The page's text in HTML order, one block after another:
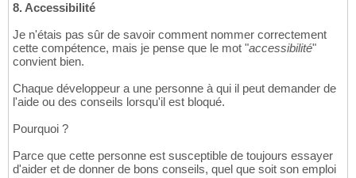
8. Accessibilité
Je n'étais pas sûr de savoir comment nommer correctement
cette compétence, mais je pense que le mot "accessibilité"
convient bien.
Chaque développeur a une personne à qui il peut demander de
l'aide ou des conseils lorsqu'il est bloqué.
Pourquoi ?
Parce que cette personne est susceptible de toujours essayer
d'aider et de donner de bons conseils, quel que soit son emploi